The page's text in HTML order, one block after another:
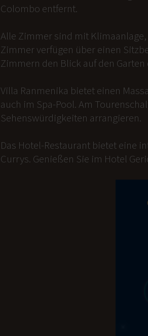
Colombo entfernt.
Alle Zimmer sind mit
Zimmer verfügen über einen
Zimmern den Blick auf den Garten
Villa Ranmenika bietet einen
auch im Spa-Pool. Am
Sehenswürdigkeiten arrangieren.
Das Hotel-Restaurant bietet eine
Currys. Genießen Sie im Hotel